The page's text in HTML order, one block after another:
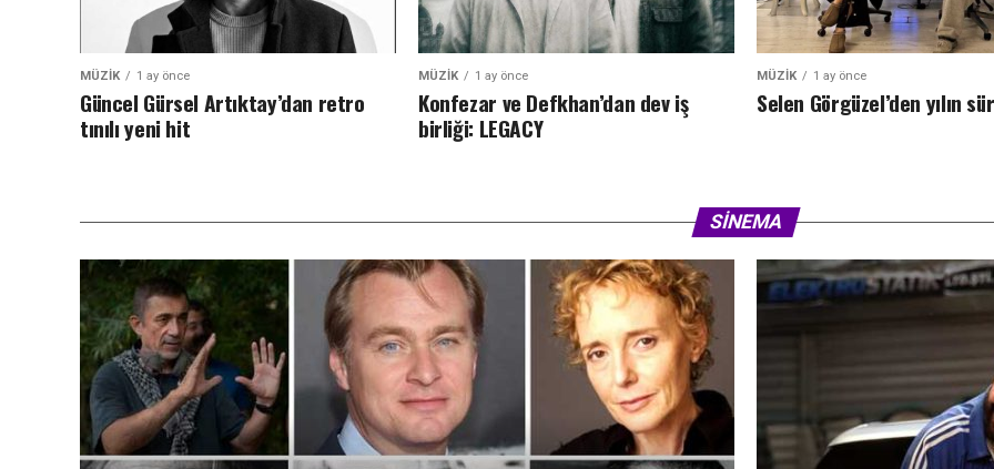
MÜZIK 1 ay önce
Güncel Gürsel Artıktay’dan retro
tınılı yeni hit
MÜZIK 1 ay önce
Konfezar ve Defkhan’dan dev iş
birliği: LEGACY
MÜZIK 1 ay önce
Selen Görgüzel’den yılın
SINEMA